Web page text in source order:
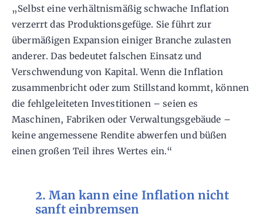
„Selbst eine verhältnismäßig schwache Inflation
verzerrt das Produktionsgefüge. Sie führt zur
übermäßigen Expansion einiger Branche zulasten
anderer. Das bedeutet falschen Einsatz und
Verschwendung von Kapital. Wenn die Inflation
zusammenbricht oder zum Stillstand kommt, können
die fehlgeleiteten Investitionen – seien es
Maschinen, Fabriken oder Verwaltungsgebäude –
keine angemessene Rendite abwerfen und büßen
einen großen Teil ihres Wertes ein.“
2. Man kann eine Inflation nicht
sanft einbremsen